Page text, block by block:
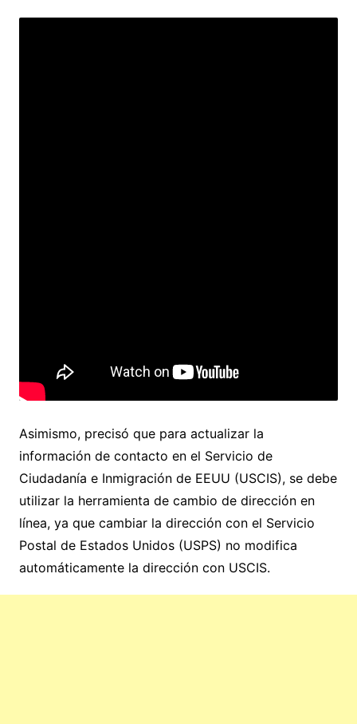
Asimismo, precisó que para actualizar la
información de contacto en el Servicio de
Ciudadanía e Inmigración de EEUU (USCIS), se debe
utilizar la herramienta de cambio de dirección en
línea, ya que cambiar la dirección con el Servicio
Postal de Estados Unidos (USPS) no modifica
automáticamente la dirección con USCIS.